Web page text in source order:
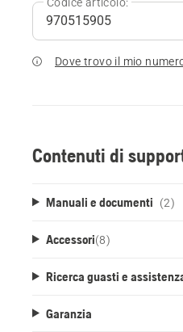
Dove trovo il mio
Contenuti di
Manuali e documenti (2)
Accessori(8)
Ricerca guasti e
Garanzia